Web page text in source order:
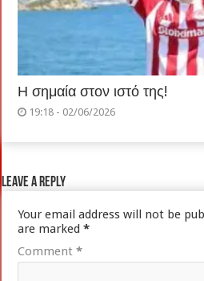
Η σημαία στον ιστό της!
19:18 - 02/06/2026
Leave a Reply
Your email address will not be
are marked*
Comment*